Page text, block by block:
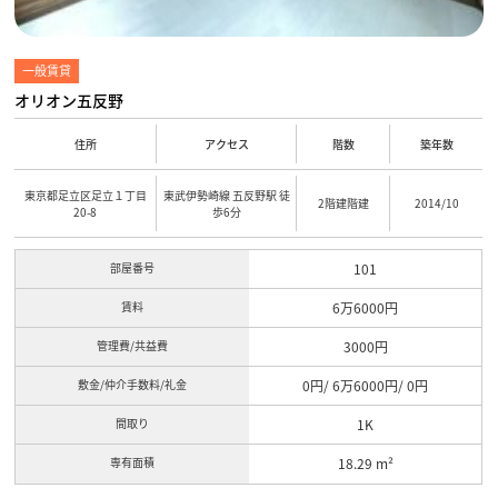
一般賃貸
オリオン五反野
住所 アクセス 階数 築年数
東京都足立区足立１丁目
20-8
東武伊勢崎線 五反野駅 徒
歩6分
2階建階建 2014/10
部屋番号
賃料
管理費/共益費
敷金/仲介手数料/礼金
間取り
専有面積
101
6万6000円
3000円
0円/ 6万6000円/ 0円
1K
18.29 m²